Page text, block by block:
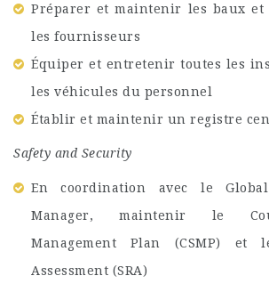
Préparer et maintenir les baux et
les fournisseurs
Équiper et entretenir toutes les
les véhicules du personnel
Établir et maintenir un registre
Safety and Security
En coordination avec le
Manager, maintenir le
Management Plan (CSMP) et
Assessment (SRA)